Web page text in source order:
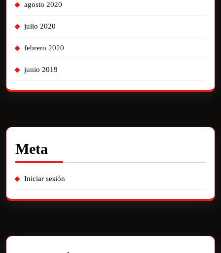
agosto 2020
julio 2020
febrero 2020
junio 2019
Meta
Iniciar sesión